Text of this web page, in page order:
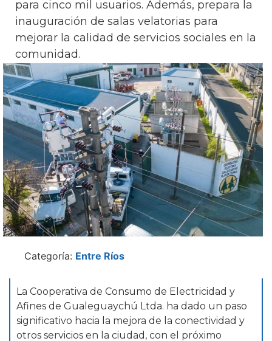
para cinco mil usuarios. Además, prepara la
inauguración de salas velatorias para
mejorar la calidad de servicios sociales en la
comunidad.
Categoría: Entre Ríos
La Cooperativa de Consumo de Electricidad y
Afines de Gualeguaychú Ltda. ha dado un paso
significativo hacia la mejora de la conectividad y
otros servicios en la ciudad, con el próximo